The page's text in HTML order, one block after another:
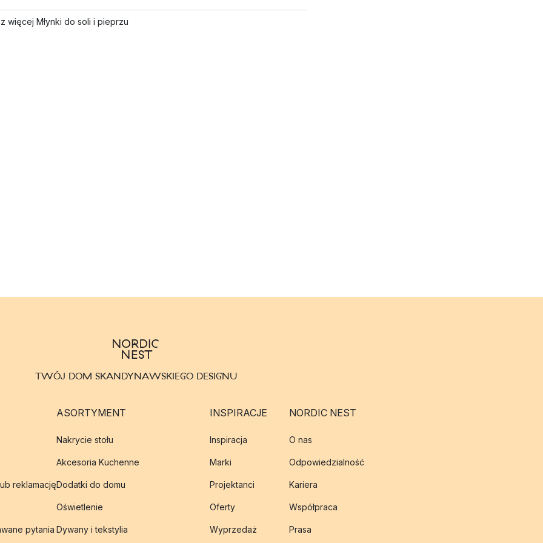
więcej Młynki do soli i pieprzu
TWÓJ DOM SKANDYNAWSKIEGO DESIGNU
reklamację
pytania
ASORTYMENT
Nakrycie stołu
Akcesoria Kuchenne
Dodatki do domu
Oświetlenie
Dywany i tekstylia
INSPIRACJE
Inspiracja
Marki
Projektanci
Oferty
Wyprzedaż
NORDIC NEST
O nas
Odpowiedzialność
Kariera
Współpraca
Prasa